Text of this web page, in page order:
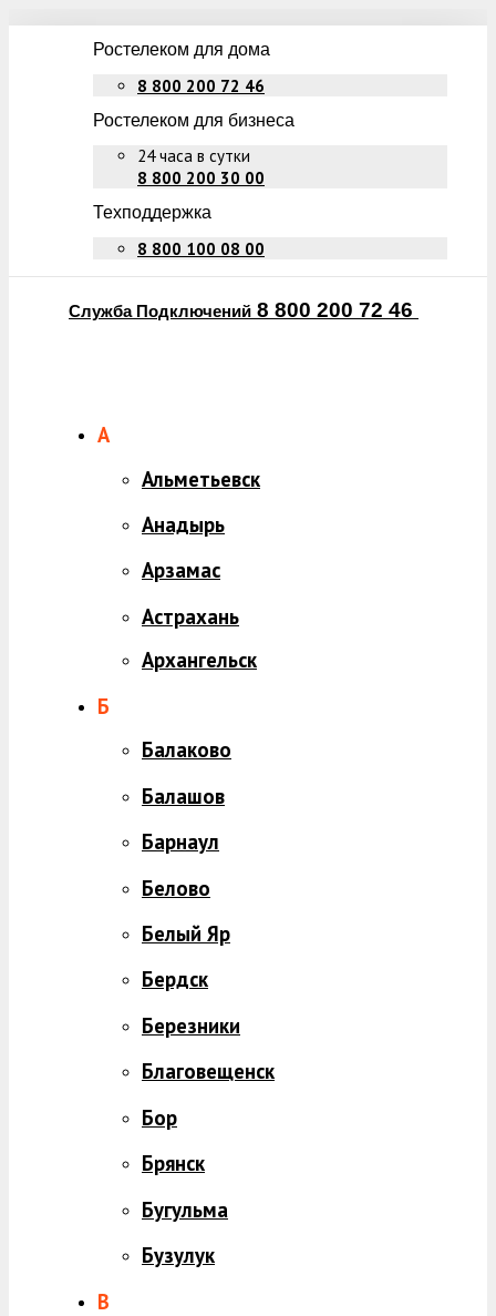
Ростелеком для дома
8 800 200 72 46
Ростелеком для бизнеса
24 часа в сутки
8 800 200 30 00
Техподдержка
8 800 100 08 00
Служба Подключений 8 800 200 72 46
А
Альметьевск
Анадырь
Арзамас
Астрахань
Архангельск
Б
Балаково
Балашов
Барнаул
Белово
Белый Яр
Бердск
Березники
Благовещенск
Бор
Брянск
Бугульма
Бузулук
В